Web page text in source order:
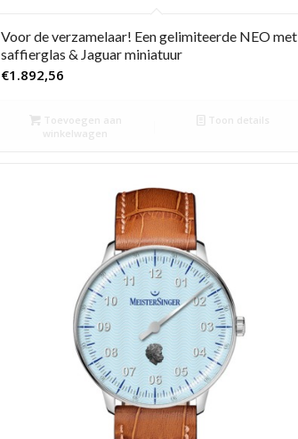
Voor de verzamelaar! Een gelimiteerde NEO met
saffierglas & Jaguar miniatuur
€1.892,56
Toevoegen aan
winkelwagen
Toon details